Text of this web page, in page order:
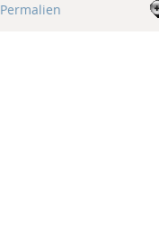
Permalien